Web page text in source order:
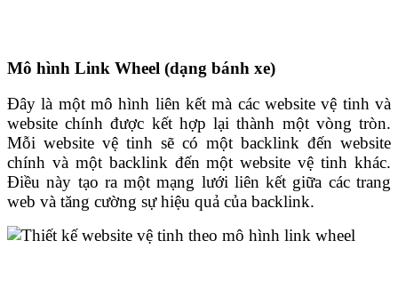
Mô hình Link Wheel (dạng bánh xe)
Đây là một mô hình liên kết mà các website vệ tinh và
website chính được kết hợp lại thành một vòng tròn.
Mỗi website vệ tinh sẽ có một backlink đến website
chính và một backlink đến một website vệ tinh khác.
Điều này tạo ra một mạng lưới liên kết giữa các trang
web và tăng cường sự hiệu quả của backlink.